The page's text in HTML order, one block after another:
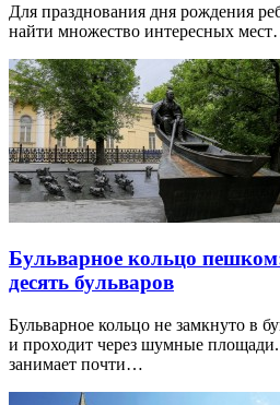
Для празднования дня рождения
найти множество интересных
Бульварное кольцо
десять бульваров
Бульварное кольцо не замкнуто в
и проходит через шумные
занимает почти…